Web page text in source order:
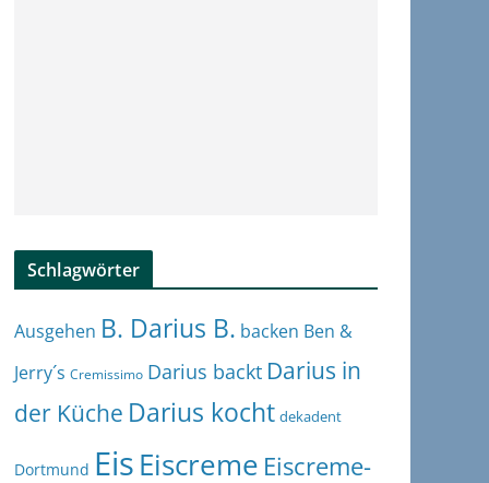
Schlagwörter
Ausgehen B. Darius B. backen Ben &
Jerry´s Cremissimo Darius backt Darius in
der Küche Darius kocht dekadent
Dortmund EisEiscreme Eiscreme-